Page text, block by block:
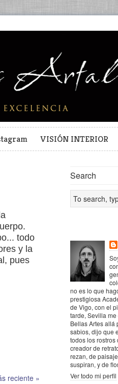
VISIÓN INTERIOR
todo
y la
pues
reciente »
Search
no es lo que
prestigiosa
de Vigo, con el
tarde, Sevilla
Bellas Artes allá
sabios, dijo que
todos los rostros
creador de
rezan, de
suspiran, y de
Ver todo mi perfil